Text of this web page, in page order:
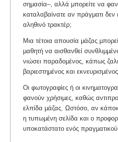
σημασία–, αλλά μπορείτε να
καταλαβαίνατε αν πράγματι δεν
αληθινό τρακτέρ;
Μια τέτοια απουσία µάζας
µαθητή να αισθανθεί
νιώσει παραδοµένος, κάπως
βαριεστηµένος και
Οι φωτογραφίες ή οι
φανούν χρήσιµες, καθώς
ελπίδα µάζας. Ωστόσο, αν
η τυπωµένη σελίδα και ο
υποκατάστατο ενός πραγµατικού